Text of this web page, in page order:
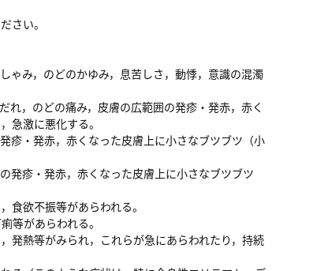
さい。
ゃみ，のどのかゆみ，息苦しさ，動悸，意識の混濁
れ，のどの痛み，皮膚の広範囲の発疹・発赤，赤く
急激に悪化する。
疹・発赤，赤くなった皮膚上に小さなブツブツ（小
発疹・発赤，赤くなった皮膚上に小さなブツブツ
食欲不振等があらわれる。
等があらわれる。
発熱等がみられ，これらが急にあらわれたり，持続